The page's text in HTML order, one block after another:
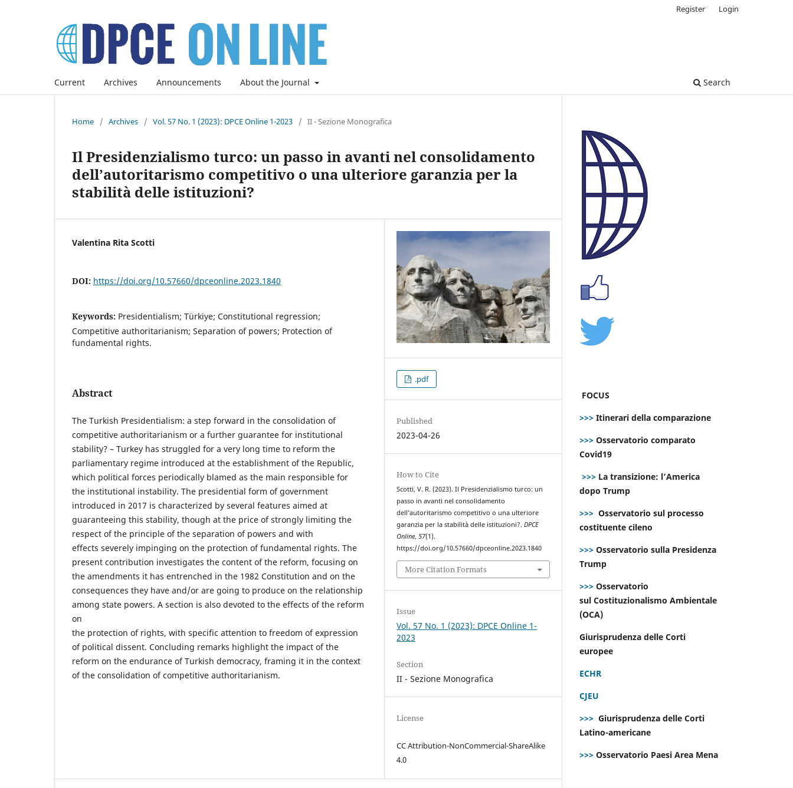
Current Archives Announcements About the Journal Search
Register Login
Home / Archives / Vol. 57 No. 1 (2023): DPCE Online 1-2023 / II - Sezione Monografica
Il Presidenzialismo turco: un passo in avanti nel consolidamento
dell’autoritarismo competitivo o una ulteriore garanzia per la
stabilità delle istituzioni?
Valentina Rita Scotti
DOI: https://doi.org/10.57660/dpceonline.2023.1840
Keywords: Presidentialism; Türkiye; Constitutional regression;
Competitive authoritarianism; Separation of powers; Protection of
fundamental rights.
Abstract
The Turkish Presidentialism: a step forward in the consolidation of
competitive authoritarianism or a further guarantee for institutional
stability? – Turkey has struggled for a very long time to reform the
parliamentary regime introduced at the establishment of the Republic,
which political forces periodically blamed as the main responsible for
the institutional instability. The presidential form of government
introduced in 2017 is characterized by several features aimed at
guaranteeing this stability, though at the price of strongly limiting the
respect of the principle of the separation of powers and with
effects severely impinging on the protection of fundamental rights. The
present contribution investigates the content of the reform, focusing on
the amendments it has entrenched in the 1982 Constitution and on the
consequences they have and/or are going to produce on the relationship
among state powers. A section is also devoted to the effects of the reform
on
the protection of rights, with specific attention to freedom of expression
of political dissent. Concluding remarks highlight the impact of the
reform on the endurance of Turkish democracy, framing it in the context
of the consolidation of competitive authoritarianism.
.pdf
Published
2023-04-26
How to Cite
Scotti, V. R. (2023). Il Presidenzialismo turco: un
passo in avanti nel consolidamento
dell’autoritarismo competitivo o una ulteriore
garanzia per la stabilità delle istituzioni?.DPCE
Online,57(1).
https://doi.org/10.57660/dpceonline.2023.1840
More Citation Formats
Issue
Vol. 57 No. 1 (2023): DPCE Online 1-
2023
Section
II - Sezione Monografica
License
CC Attribution-NonCommercial-ShareAlike
4.0
FOCUS
>>> Itinerari della comparazione
>>> Osservatorio comparato
Covid19
>>> La transizione: l’America
dopo Trump
>>> Osservatorio sul processo
costituente cileno
>>> Osservatorio sulla Presidenza
Trump
>>> Osservatorio
sul Costituzionalismo Ambientale
(OCA)
Giurisprudenza delle Corti
europee
ECHR
CJEU
>>> Giurisprudenza delle Corti
Latino-americane
>>> Osservatorio Paesi Area Mena